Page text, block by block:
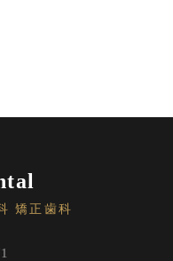
矯正歯科